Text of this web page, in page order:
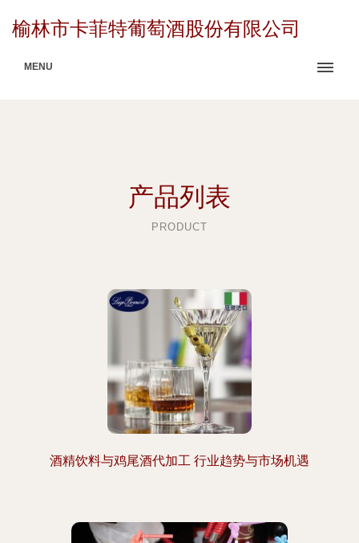
榆林市卡菲特葡萄酒股份有限公司
MENU
产品列表
PRODUCT
酒精饮料与鸡尾酒代加工 行业趋势与市场机遇